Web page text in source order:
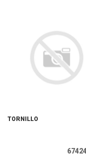
TORNILLO